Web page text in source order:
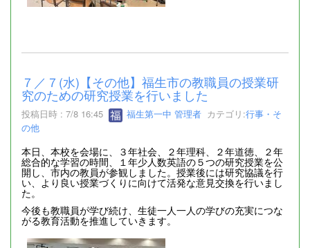
７／７(水)【その他】福生市の教職員の授業研
究のための研究授業を行いました
投稿日時 : 7/8 16:45 福生第一中 管理者 カテゴリ:行事・そ
の他
本日、本校を会場に、３年社会、２年理科、２年道徳、２年
総合的な学習の時間、１年少人数英語の５つの研究授業を公
開し、市内の教員が参観しました。授業後には研究協議を行
い、より良い授業づくりに向けて活発な意見交換を行いまし
た。
今後も教職員が学び続け、生徒一人一人の学びの充実につな
がる教育活動を推進していきます。